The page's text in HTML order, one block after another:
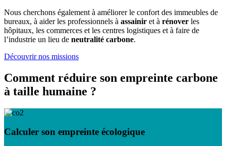
Nous cherchons également à améliorer le confort des immeubles de
bureaux, à aider les professionnels à assainir et à rénover les
hôpitaux, les commerces et les centres logistiques et à faire de
l’industrie un lieu de neutralité carbone.
Découvrir nos missions
Comment réduire son empreinte carbone
à taille humaine ?
Calculer son empreinte écologique